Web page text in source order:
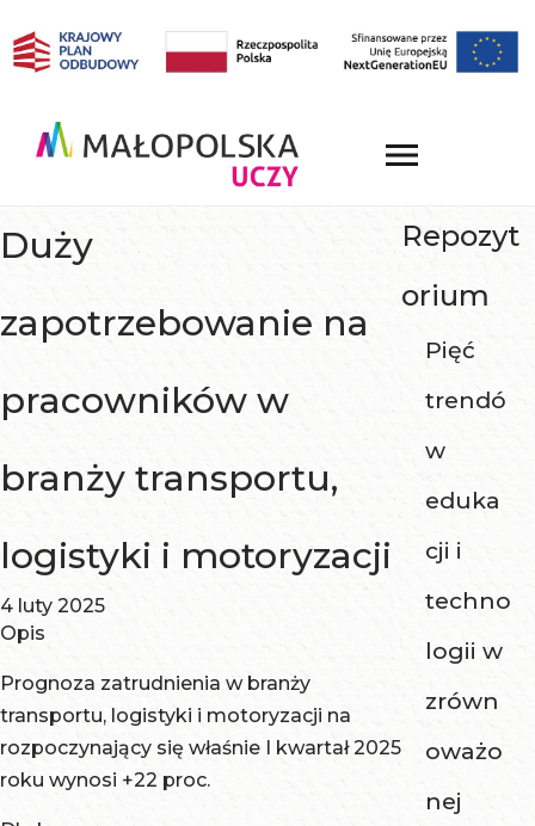
Duży
zapotrzebowanie na
pracowników w
branży transportu,
logistyki i motoryzacji
4 luty 2025
Opis
Prognoza zatrudnienia w branży
transportu, logistyki i motoryzacji na
rozpoczynający się właśnie I kwartał 2025
roku wynosi +22 proc.
Repozyt
orium
Pięć
trendó
w
eduka
cji i
techno
logii w
zrówn
oważo
nej